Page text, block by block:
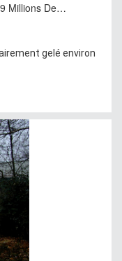
Millions De…
gelé environ